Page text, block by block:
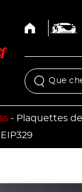
- Plaquettes